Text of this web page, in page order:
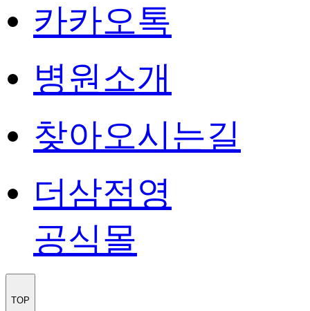
카카오톡
병원소개
찾아오시는길
더삼점영
공식몰
TOP